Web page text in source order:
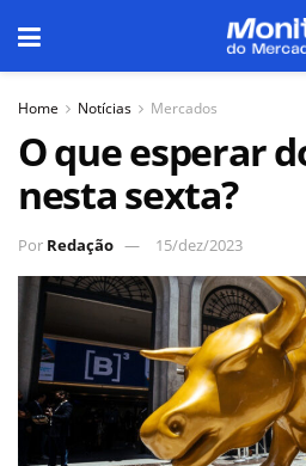
Home Notícias Mercados
O que esperar
nesta sexta?
Por Redação 15/dez/2023